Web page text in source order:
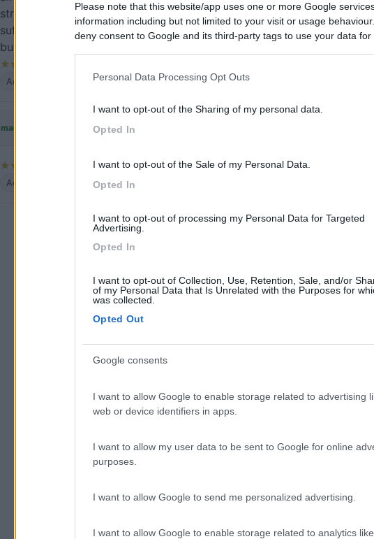
Please note that this website/app uses one or more Google
information including but not limited to your visit or usage
deny consent to Google and its third-party tags to use your data
Personal Data Processing Opt Outs
I want to opt-out of the Sharing of my personal data.
Opted In
I want to opt-out of the Sale of my Personal Data.
Opted In
I want to opt-out of processing my Personal Data for Targeted
Advertising.
Opted In
I want to opt-out of Collection, Use, Retention, Sale, and/or
of my Personal Data that Is Unrelated with the Purposes for
was collected.
Opted Out
Google consents
I want to allow Google to enable storage related to advertising
web or device identifiers in apps.
I want to allow my user data to be sent to Google for online
purposes.
I want to allow Google to send me personalized advertising.
I want to allow Google to enable storage related to analytics
strisce bianche è a disco orario di 2 ore, comunque non abbastanza o
sufficiente per visitare il caratteristico centro storico ma occhio...solo
buona gamba in salita!
Accessibilità Posizione Prezzo
marcovsc ha commentato:
Accessibilità Posizione Prezzo